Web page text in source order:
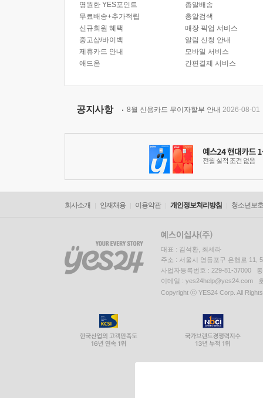
영원한 YES포인트
무료배송+추가적립
신규회원 혜택
중고샵/바이백
제휴카드 안내
애드온
총알배송
총알검색
매장 픽업 서비스
알림 신청 안내
모바일 서비스
간편결제 서비스
공지사항 8월 신용카드 무이자할부 안내 2026-08-01
회사소개 인재채용 이용약관 개인정보처리방침 청소년보
대표 : 김석환, 최세라
주소 : 서울시 영등포구 은행로 11,
사업자등록번호 : 229-81-37000
이메일 : yes24help@yes24.com
Copyright ⓒ YES24 Corp. All